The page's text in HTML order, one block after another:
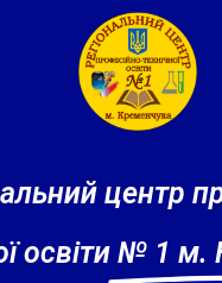
центр
освіти № 1 м.